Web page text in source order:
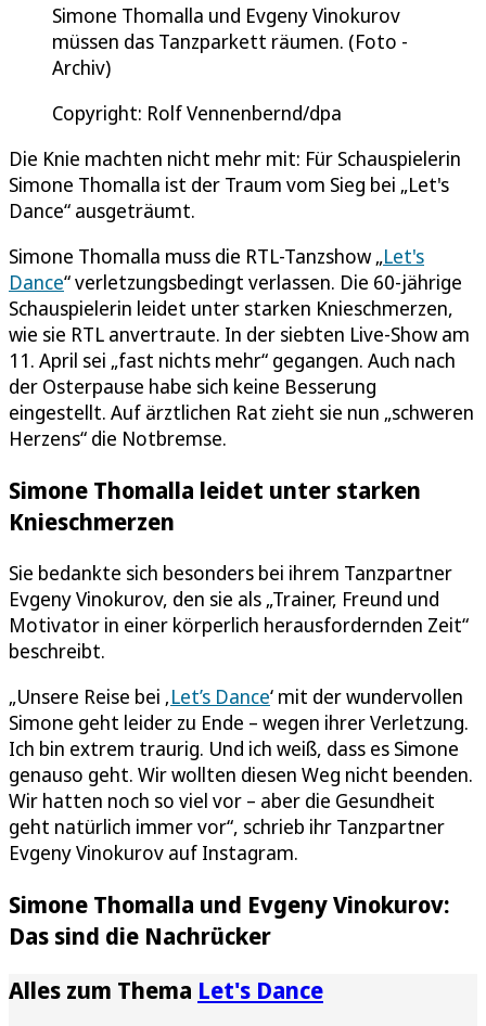
Simone Thomalla und Evgeny Vinokurov
müssen das Tanzparkett räumen. (Foto -
Archiv)
Copyright: Rolf Vennenbernd/dpa
Die Knie machten nicht mehr mit: Für Schauspielerin
Simone Thomalla ist der Traum vom Sieg bei „Let's
Dance“ ausgeträumt.
Simone Thomalla muss die RTL-Tanzshow „Let's
Dance“ verletzungsbedingt verlassen. Die 60-jährige
Schauspielerin leidet unter starken Knieschmerzen,
wie sie RTL anvertraute. In der siebten Live-Show am
11. April sei „fast nichts mehr“ gegangen. Auch nach
der Osterpause habe sich keine Besserung
eingestellt. Auf ärztlichen Rat zieht sie nun „schweren
Herzens“ die Notbremse.
Simone Thomalla leidet unter starken
Knieschmerzen
Sie bedankte sich besonders bei ihrem Tanzpartner
Evgeny Vinokurov, den sie als „Trainer, Freund und
Motivator in einer körperlich herausfordernden Zeit“
beschreibt.
„Unsere Reise bei ‚Let’s Dance‘ mit der wundervollen
Simone geht leider zu Ende – wegen ihrer Verletzung.
Ich bin extrem traurig. Und ich weiß, dass es Simone
genauso geht. Wir wollten diesen Weg nicht beenden.
Wir hatten noch so viel vor – aber die Gesundheit
geht natürlich immer vor“, schrieb ihr Tanzpartner
Evgeny Vinokurov auf Instagram.
Simone Thomalla und Evgeny Vinokurov:
Das sind die Nachrücker
Alles zum Thema Let's Dance